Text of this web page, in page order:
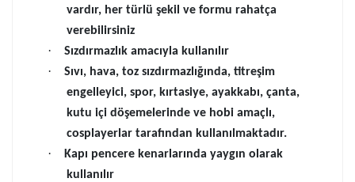
vardır, her türlü şekil ve formu rahatça
verebilirsiniz
· Sızdırmazlık amacıyla kullanılır
·
Sıvı, hava, toz sızdırmazlığında, titreşim
engelleyici, spor, kırtasiye, ayakkabı, çanta,
kutu içi döşemelerinde ve hobi amaçlı,
cosplayerlar tarafından kullanılmaktadır.
·
Kapı pencere kenarlarında yaygın olarak
kullanılır